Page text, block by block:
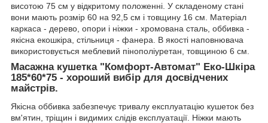
висотою 75 см у відкритому положенні. У складеному стані
вони мають розмір 60 на 92,5 см і товщину 16 см. Матеріал
каркаса - дерево, опори і ніжки - хромована сталь, оббивка -
якісна екошкіра, стільниця - фанера. В якості наповнювача
використовується меблевий пінополіуретан, товщиною 6 см.
Масажна кушетка "Комфорт-Автомат" Еко-Шкіра
185*60*75 - хороший вибір для досвідчених
майстрів.
Якісна оббивка забезпечує тривалу експлуатацію кушеток без
вм'ятин, тріщин і видимих слідів експлуатації. Ніжки мають